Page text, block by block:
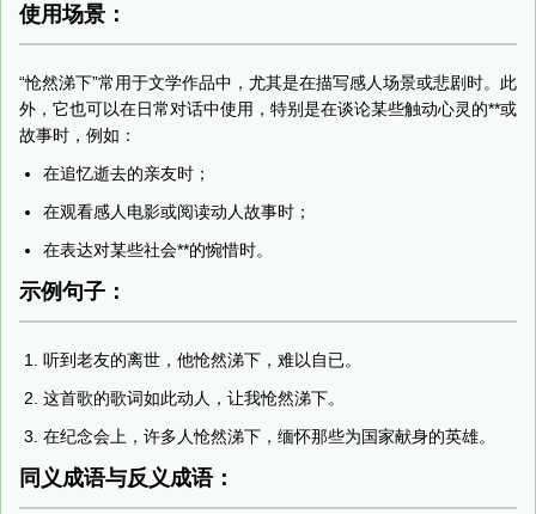
使用场景：
“怆然涕下”常用于文学作品中，尤其是在描写感人场景或悲剧时。此
外，它也可以在日常对话中使用，特别是在谈论某些触动心灵的**或
故事时，例如：
在追忆逝去的亲友时；
在观看感人电影或阅读动人故事时；
在表达对某些社会**的惋惜时。
示例句子：
听到老友的离世，他怆然涕下，难以自已。
这首歌的歌词如此动人，让我怆然涕下。
在纪念会上，许多人怆然涕下，缅怀那些为国家献身的英雄。
同义成语与反义成语：